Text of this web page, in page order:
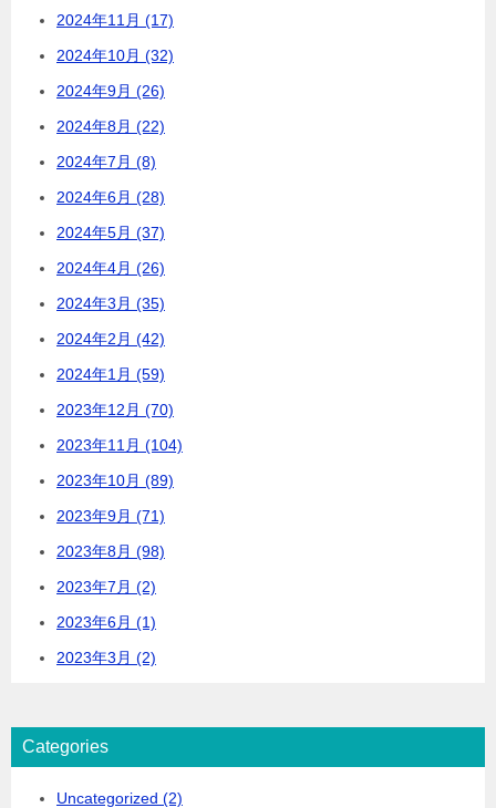
2024年11月 (17)
2024年10月 (32)
2024年9月 (26)
2024年8月 (22)
2024年7月 (8)
2024年6月 (28)
2024年5月 (37)
2024年4月 (26)
2024年3月 (35)
2024年2月 (42)
2024年1月 (59)
2023年12月 (70)
2023年11月 (104)
2023年10月 (89)
2023年9月 (71)
2023年8月 (98)
2023年7月 (2)
2023年6月 (1)
2023年3月 (2)
Categories
Uncategorized (2)